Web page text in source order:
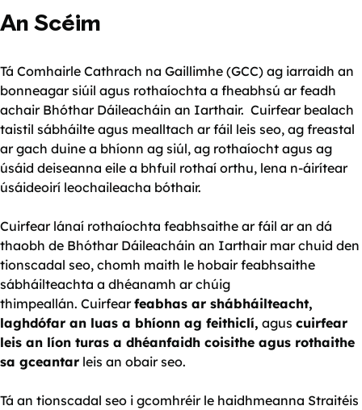
An Scéim
Tá Comhairle Cathrach na Gaillimhe (GCC) ag iarraidh an
bonneagar siúil agus rothaíochta a fheabhsú ar feadh
achair Bhóthar Dáileacháin an Iarthair. Cuirfear bealach
taistil sábháilte agus mealltach ar fáil leis seo, ag freastal
ar gach duine a bhíonn ag siúl, ag rothaíocht agus ag
úsáid deiseanna eile a bhfuil rothaí orthu, lena n-áirítear
úsáideoirí leochaileacha bóthair.
Cuirfear lánaí rothaíochta feabhsaithe ar fáil ar an dá
thaobh de Bhóthar Dáileacháin an Iarthair mar chuid den
tionscadal seo, chomh maith le hobair feabhsaithe
sábháilteachta a dhéanamh ar chúig
thimpeallán. Cuirfearfeabhas ar shábháilteacht,
laghdófar an luas a bhíonn ag feithiclí, agus cuirfear
leis an líon turas a dhéanfaidh coisithe agus rothaithe
sa gceantar leis an obair seo.
Tá an tionscadal seo i gcomhréir le haidhmeanna Straitéis